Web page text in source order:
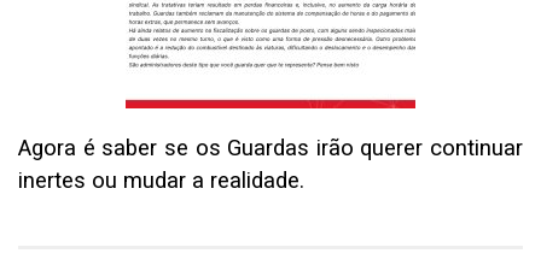
Agora é saber se os Guardas irão querer continuar
inertes ou mudar a realidade.